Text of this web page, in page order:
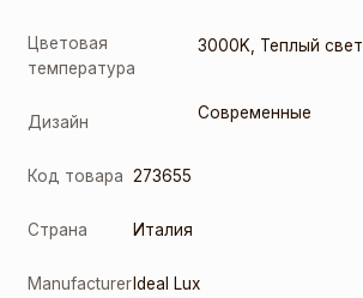
Цветовая
температура
3000K Теплый свет
Дизайн Современные
Код товара 273655
Страна Италия
Manufacturer Ideal Lux